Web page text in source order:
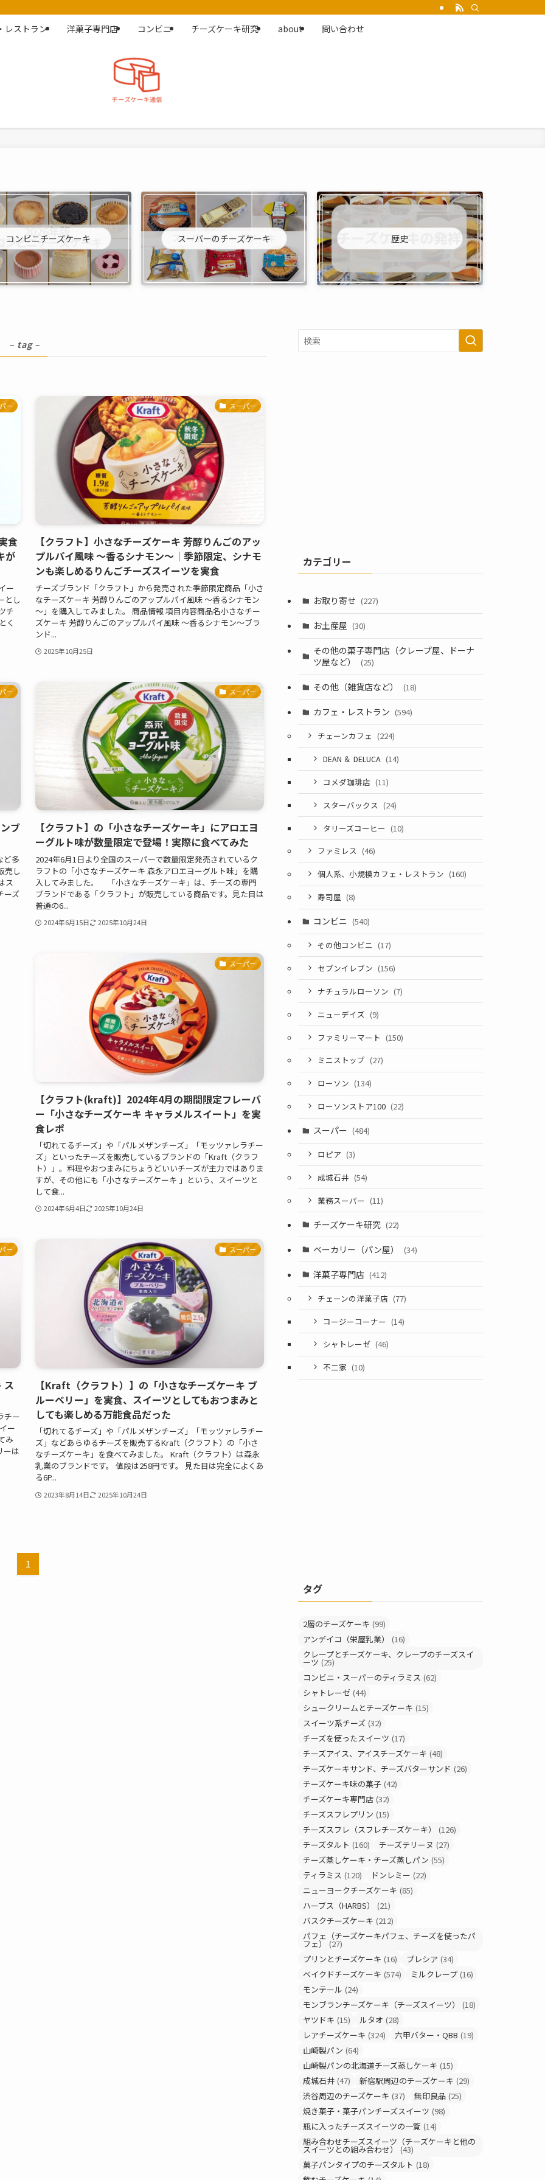
レストラン 洋菓子専門店 コンビニ チーズケーキ研究 about 問い合わせ
コンビニチーズケーキ スーパーのチーズケーキ 歴史
– tag –
ー
食
が
ー
とし
チ
く
スーパー
【クラフト】小さなチーズケーキ 芳醇りんごのアッ
プルパイ風味 ～香るシナモン～｜季節限定、シナモ
ンも楽しめるりんごチーズスイーツを実食
チーズブランド「クラフト」から発売された季節限定商品「小さ
なチーズケーキ 芳醇りんごのアップルパイ風味 ～香るシナモン
～」を購入してみました。 商品情報 項目内容商品名小さなチー
ズケーキ 芳醇りんごのアップルパイ風味 ～香るシナモン～ブラ
ンド...
2025年10月25日
ー
ブ
ど多
売し
ス
ーズ
スーパー
【クラフト】の「小さなチーズケーキ」にアロエヨ
ーグルト味が数量限定で登場！実際に食べてみた
2024年6月1日より全国のスーパーで数量限定発売されているク
ラフトの「小さなチーズケーキ 森永アロエヨーグルト味」を購
入してみました。 「小さなチーズケーキ」は、チーズの専門
ブランドである「クラフト」が販売している商品です。見た目は
普通の6...
2024年6月15日 2025年10月24日
スーパー
【クラフト(kraft)】2024年4月の期間限定フレーバ
ー「小さなチーズケーキ キャラメルスイート」を実
食レポ
「切れてるチーズ」や「パルメザンチーズ」「モッツァレラチー
ズ」といったチーズを販売しているブランドの「Kraft（クラフ
ト）」。料理やおつまみにちょうどいいチーズが主力ではありま
すが、その他にも「小さなチーズケーキ 」という、スイーツと
して食...
2024年6月4日 2025年10月24日
ー
ス
チー
ー
み
ーは
スーパー
【Kraft（クラフト）】の「小さなチーズケーキ ブ
ルーベリー」を実食、スイーツとしてもおつまみと
しても楽しめる万能食品だった
「切れてるチーズ」や「パルメザンチーズ」「モッツァレラチー
ズ」などあらゆるチーズを販売するKraft（クラフト）の「小さ
なチーズケーキ」を食べてみました。 Kraft（クラフト）は森永
乳業のブランドです。 値段は258円です。 見た目は完全によくあ
る6P...
2023年8月14日 2025年10月24日
1
カテゴリー
お取り寄せ (227)
お土産屋 (30)
その他の菓子専門店（クレープ屋、ドーナ
ツ屋など）
(25)
その他（雑貨店など） (18)
カフェ・レストラン (594)
チェーンカフェ (224)
DEAN ＆ DELUCA (14)
コメダ珈琲店 (11)
スターバックス (24)
タリーズコーヒー (10)
ファミレス (46)
個人系、小規模カフェ・レストラン (160)
寿司屋 (8)
コンビニ (540)
その他コンビニ (17)
セブンイレブン (156)
ナチュラルローソン (7)
ニューデイズ (9)
ファミリーマート (150)
ミニストップ (27)
ローソン (134)
ローソンストア100 (22)
スーパー (484)
ロピア (3)
成城石井 (54)
業務スーパー (11)
チーズケーキ研究 (22)
ベーカリー（パン屋） (34)
洋菓子専門店 (412)
チェーンの洋菓子店 (77)
コージーコーナー (14)
シャトレーゼ (46)
不二家 (10)
タグ
2層のチーズケーキ (99)
アンデイコ（栄屋乳業）
(16)
クレープとチーズケーキ、クレープのチーズスイ
ーツ (25)
コンビニ・スーパーのティラミス (62)
シャトレーゼ (44)
シュークリームとチーズケーキ (15)
スイーツ系チーズ (32)
チーズを使ったスイーツ (17)
チーズアイス、アイスチーズケーキ (48)
チーズケーキサンド、チーズバターサンド (26)
チーズケーキ味の菓子 (42)
チーズケーキ専門店 (32)
チーズスフレプリン (15)
チーズスフレ（スフレチーズケーキ）
(126)
チーズタルト (160) チーズテリーヌ (27)
チーズ蒸しケーキ・チーズ蒸しパン (55)
ティラミス (120) ドンレミー (22)
ニューヨークチーズケーキ (85)
ハーブス（HARBS）
(21)
バスクチーズケーキ (212)
パフェ（チーズケーキパフェ、チーズを使ったパ
フェ） (27)
プリンとチーズケーキ (16) プレシア (34)
ベイクドチーズケーキ (574) ミルクレープ (16)
モンテール (24)
モンブランチーズケーキ（チーズスイーツ）
(18)
ヤツドキ (15) ルタオ (28)
レアチーズケーキ (324) 六甲バター・QBB (19)
山崎製パン (64)
山崎製パンの北海道チーズ蒸しケーキ (15)
成城石井 (47) 新宿駅周辺のチーズケーキ (29)
渋谷周辺のチーズケーキ (37) 無印良品 (25)
焼き菓子・菓子パンチーズスイーツ (98)
瓶に入ったチーズスイーツの一覧 (14)
組み合わせチーズスイーツ（チーズケーキと他の
スイーツとの組み合わせ）
(43)
菓子パンタイプのチーズタルト (18)